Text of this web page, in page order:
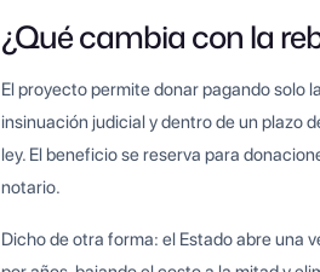
¿Qué cambia con la
El proyecto permite donar pagando solo
insinuación judicial y dentro de un plazo
ley. El beneficio se reserva para
notario.
Dicho de otra forma: el Estado abre una